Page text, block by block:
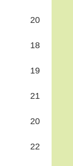
20
18
19
21
20
22